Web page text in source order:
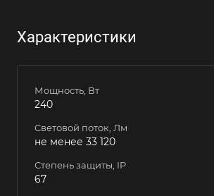
Характеристики
Мощность, Вт
240
Световой поток, Лм
не менее 33 120
Степень защиты, IP
67